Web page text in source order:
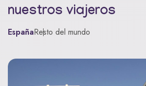
nuestros viajeros
EspañaResto del mundo